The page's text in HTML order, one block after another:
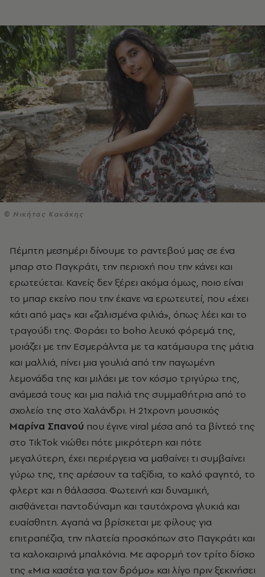
© Νικήτας Κακάκης
Πέμπτη μεσημέρι δίνουμε το ραντεβού μας σε ένα
μπαρ στο Παγκράτι, την περιοχή που την κάνει και
ερωτεύεται. Κανείς δεν ξέρει ακόμα όμως, ποιο είναι
το μπαρ εκείνο που την έκανε να ερωτευτεί, που «έχει
κάτι από μας» και «ζαλισμένα φιλιά», όπως λέει και το
τραγούδι της. Φοράει το boho λευκό φόρεμά της,
μοιάζει με την Εσμεράλντα με τα κατάμαυρα της μάτια
και μαλλιά, πίνει μια γουλιά από την παγωμένη
λεμονάδα της και μιλάει με τον κόσμο τριγύρω της,
ανάμεσά τους και μια παλιά της συμμαθήτρια από το
σχολείο της στο Χαλάνδρι. Η 21χρονη μουσικός
Μαρίνα Σπανού που έγινε viral μέσα από τα βίντεό της
στο TikTok νιώθει πότε μικρότερη και πότε
μεγαλύτερη, έχει περιέργεια να μαθαίνει τι συμβαίνει
γύρω της, της αρέσουν τα ταξίδια, το καλό φαγητό, το
φλερτ και η θάλασσα. Φωτεινή και δυναμική,
αισθάνεται παντοδύναμη και ταυτόχρονα γλυκιά και
ευαίσθητη. Αγαπά να βρίσκεται με φίλους για
επιτραπέζια, την πλατεία προσκόπων στο Παγκράτι και
τα καλοκαιρινά μπαλκόνια. Με αφορμή τον τρίτο δίσκο
της «Μια κασέτα για τον δρόμο» και λίγο πριν ξεκινήσει